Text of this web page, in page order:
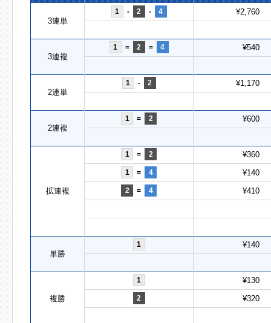
3連単
1 - 2 - 4 ¥2,760
3連複
1 = 2 = 4 ¥540
2連単
1 - 2 ¥1,170
2連複
1 = 2 ¥600
拡連複
1 = 2 ¥360
1 = 4 ¥140
2 = 4 ¥410
単勝
1 ¥140
複勝
1 ¥130
2 ¥320